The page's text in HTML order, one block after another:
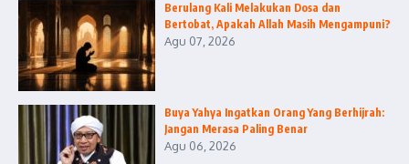
Berulang Kali Melakukan Dosa dan
Bertobat, Apakah Allah Masih Mengampuni?
Agu 07, 2026
Buya Yahya Ingatkan Orang Yang Berhijrah:
Jangan Merasa Paling Benar
Agu 06, 2026